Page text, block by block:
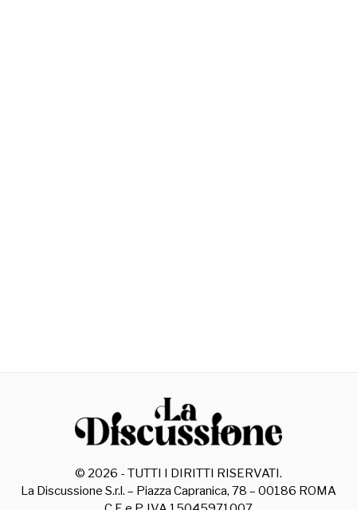
© 2026 - TUTTI I DIRITTI RISERVATI.
La Discussione S.r.l. – Piazza Capranica, 78 – 00186 ROMA